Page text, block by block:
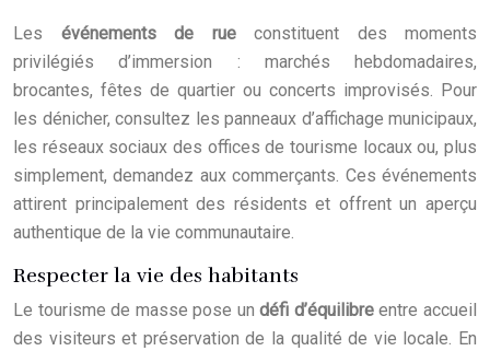
Les événements de rueconstituent des moments
privilégiés d’immersion : marchés hebdomadaires,
brocantes, fêtes de quartier ou concerts improvisés. Pour
les dénicher, consultez les panneaux d’affichage municipaux,
les réseaux sociaux des offices de tourisme locaux ou, plus
simplement, demandez aux commerçants. Ces événements
attirent principalement des résidents et offrent un aperçu
authentique de la vie communautaire.
Respecter la vie des habitants
Le tourisme de masse pose undéfi d’équilibreentre accueil
des visiteurs et préservation de la qualité de vie locale. En